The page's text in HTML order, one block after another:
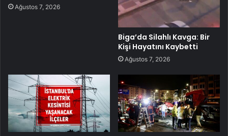
Ağustos 7, 2026
Biga’da Silahlı Kavga: Bir
Kişi Hayatını Kaybetti
Ağustos 7, 2026